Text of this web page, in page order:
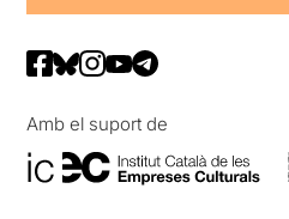
Amb el suport de